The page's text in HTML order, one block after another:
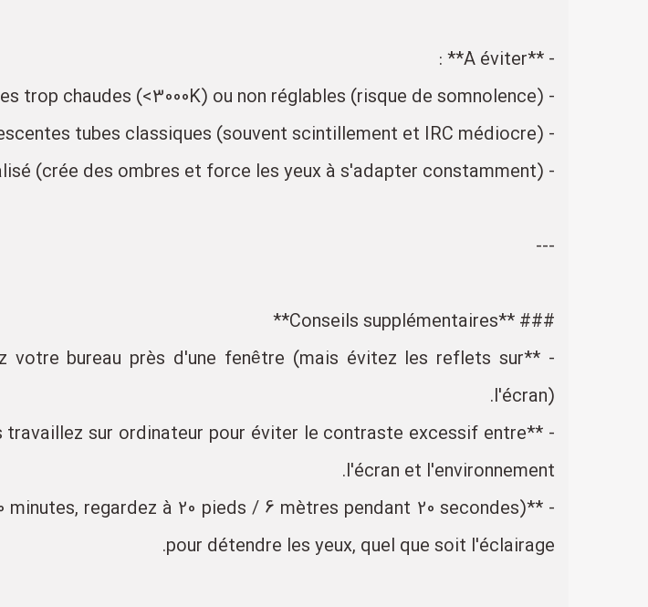
- **À éviter** :
- Lampes halogènes trop chaudes (<3000K) ou non réglables (risque de somnolence).
- Lampes fluorescentes tubes classiques (souvent scintillement et IRC médiocre).
- Lumière directe d'un plafond sans éclairage localisé (crée des ombres et force les yeux à s'adapter constamment).
---
### **Conseils supplémentaires**
votre bureau près d'une fenêtre (mais évitez les reflets sur
l'écran).
travaillez sur ordinateur pour éviter le contraste excessif entre
l'écran et l'environnement.
minutes, regardez à 20 pieds / 6 mètres pendant 20 secondes)
pour détendre les yeux, quel que soit l'éclairage.